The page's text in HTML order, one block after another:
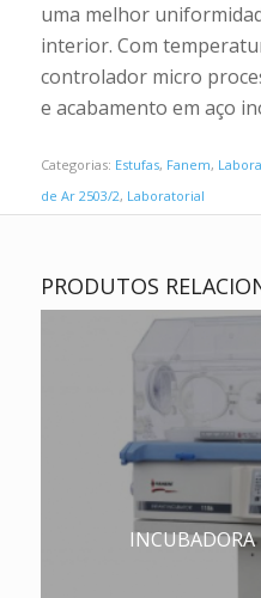
uma melhor
interior. Com
controlador micro
e acabamento em aço
Categorias: Estufas, Fanem,
de Ar 2503/2, Laboratorial
PRODUTOS